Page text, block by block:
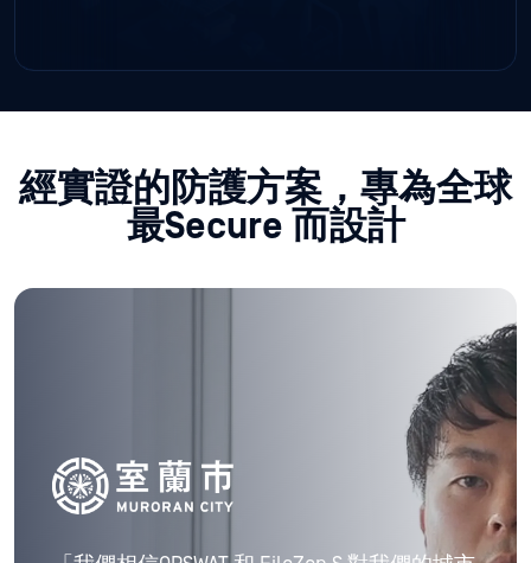
經實證的防護方案，專為全球
最Secure 而設計